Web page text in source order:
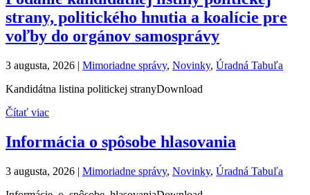
strany, politického hnutia a koalície pre
voľby do orgánov samosprávy
3 augusta, 2026 | Mimoriadne správy, Novinky, Úradná Tabuľa
Kandidátna listina politickej stranyDownload
Čítať viac
Informácia o spôsobe hlasovania
3 augusta, 2026 | Mimoriadne správy, Novinky, Úradná Tabuľa